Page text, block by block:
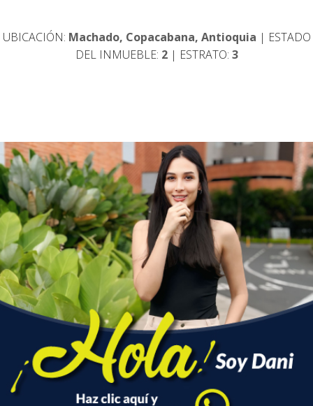
UBICACIÓN: Machado, Copacabana, Antioquia | ESTADO
DEL INMUEBLE: 2| ESTRATO: 3